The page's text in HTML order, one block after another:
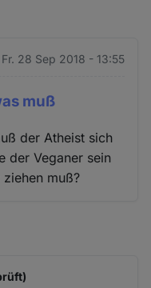
Fr. 28 Sep 2018 - 13:55
muß
der Atheist sich
der Veganer sein
muß?